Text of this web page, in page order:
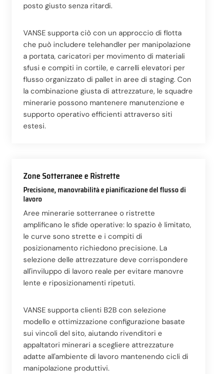
posto giusto senza ritardi.
VANSE supporta ciò con un approccio di flotta
che può includere telehandler per manipolazione
a portata, caricatori per movimento di materiali
sfusi e compiti in cortile, e carrelli elevatori per
flusso organizzato di pallet in aree di staging. Con
la combinazione giusta di attrezzature, le squadre
minerarie possono mantenere manutenzione e
supporto operativo efficienti attraverso siti
estesi.
Zone Sotterranee e Ristrette
Precisione, manovrabilità e pianificazione del flusso di
lavoro
Aree minerarie sotterranee o ristrette
amplificano le sfide operative: lo spazio è limitato,
le curve sono strette e i compiti di
posizionamento richiedono precisione. La
selezione delle attrezzature deve corrispondere
all'inviluppo di lavoro reale per evitare manovre
lente e riposizionamenti ripetuti.
VANSE supporta clienti B2B con selezione
modello e ottimizzazione configurazione basate
sui vincoli del sito, aiutando rivenditori e
appaltatori minerari a scegliere attrezzature
adatte all'ambiente di lavoro mantenendo cicli di
manipolazione produttivi.